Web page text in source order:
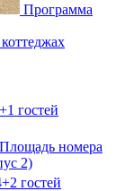
Программа
гостей
Площадь номера
2)
гостей